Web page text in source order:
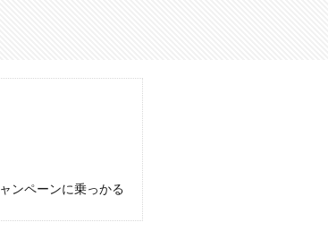
ンペーンに乗っかる